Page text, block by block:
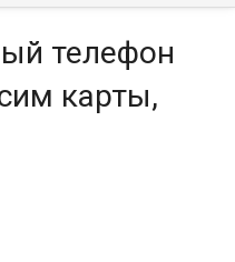
телефон
карты,